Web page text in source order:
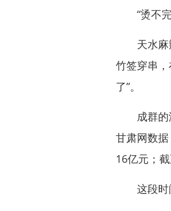
“烫不完
天水麻辣
竹签穿串
了”。
成群的游
甘肃网数
16亿元；
这段时间